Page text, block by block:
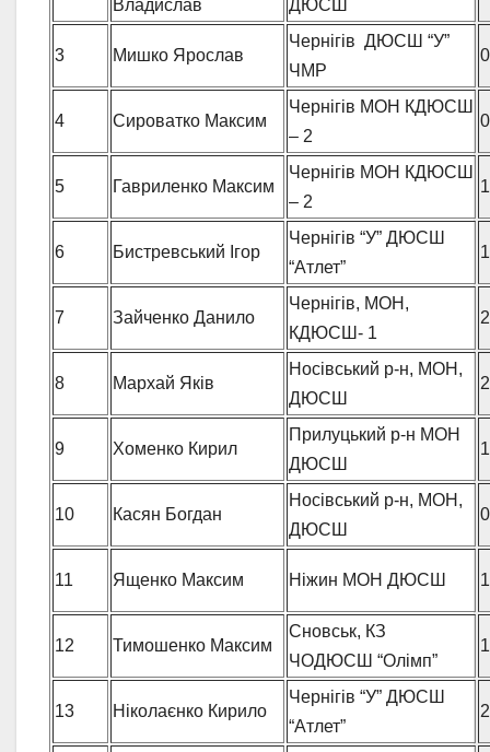
Владислав
ДЮСШ
3 Мишко Ярослав
Чернігів ДЮСШ “У”
ЧМР
4 Сироватко Максим
Чернігів МОН КДЮСШ
– 2
5 Гавриленко Максим
Чернігів МОН КДЮСШ
– 2
6 Бистревський Ігор
Чернігів “У” ДЮСШ
“Атлет”
7 Зайченко Данило
Чернігів, МОН,
КДЮСШ- 1
8 Мархай Яків
Носівський р-н, МОН,
ДЮСШ
9 Хоменко Кирил
Прилуцький р-н МОН
ДЮСШ
10 Касян Богдан
Носівський р-н, МОН,
ДЮСШ
11 Ященко Максим Ніжин МОН ДЮСШ
12 Тимошенко Максим
Сновськ, КЗ
ЧОДЮСШ “Олімп”
13 Ніколаєнко Кирило
Чернігів “У” ДЮСШ
“Атлет”